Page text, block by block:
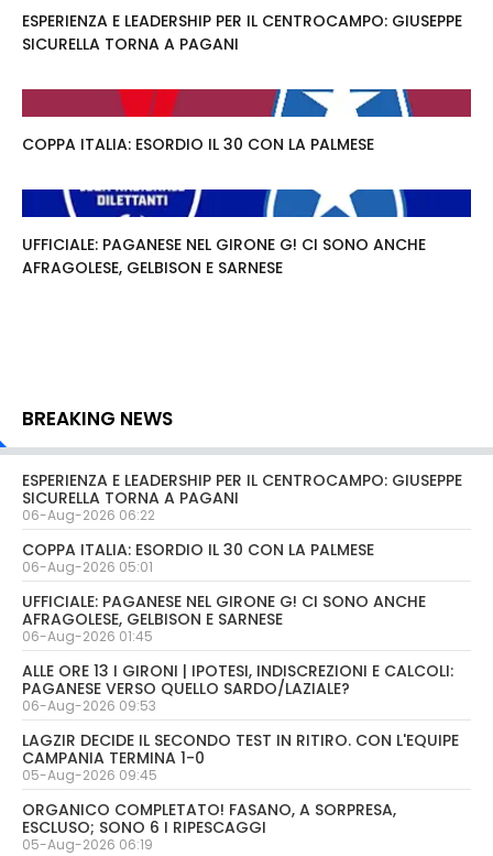
ESPERIENZA E LEADERSHIP PER IL CENTROCAMPO: GIUSEPPE
SICURELLA TORNA A PAGANI
COPPA ITALIA: ESORDIO IL 30 CON LA PALMESE
UFFICIALE: PAGANESE NEL GIRONE G! CI SONO ANCHE
AFRAGOLESE, GELBISON E SARNESE
BREAKING NEWS
ESPERIENZA E LEADERSHIP PER IL CENTROCAMPO: GIUSEPPE
SICURELLA TORNA A PAGANI
06-Aug-2026 06:22
COPPA ITALIA: ESORDIO IL 30 CON LA PALMESE
06-Aug-2026 05:01
UFFICIALE: PAGANESE NEL GIRONE G! CI SONO ANCHE
AFRAGOLESE, GELBISON E SARNESE
06-Aug-2026 01:45
ALLE ORE 13 I GIRONI | IPOTESI, INDISCREZIONI E CALCOLI:
PAGANESE VERSO QUELLO SARDO/LAZIALE?
06-Aug-2026 09:53
LAGZIR DECIDE IL SECONDO TEST IN RITIRO. CON L'EQUIPE
CAMPANIA TERMINA 1-0
05-Aug-2026 09:45
ORGANICO COMPLETATO! FASANO, A SORPRESA,
ESCLUSO; SONO 6 I RIPESCAGGI
05-Aug-2026 06:19